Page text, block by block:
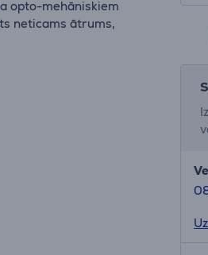
opto-mehāniskiem
neticams ātrums,